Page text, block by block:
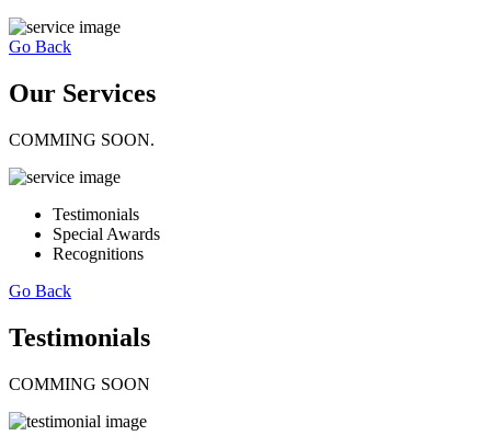
Go Back
Our Services
COMMING SOON.
Testimonials
Special Awards
Recognitions
Go Back
Testimonials
COMMING SOON